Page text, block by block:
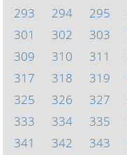
293
294 295
301
302 303
309
310 311
317
318 319
325
326 327
333
334 335
341
342 343